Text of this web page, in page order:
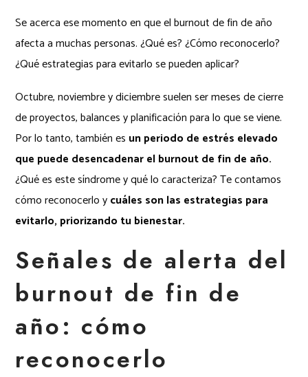
Se acerca ese momento en que el burnout de fin de año
afecta a muchas personas. ¿Qué es? ¿Cómo reconocerlo?
¿Qué estrategias para evitarlo se pueden aplicar?
Octubre, noviembre y diciembre suelen ser meses de cierre
de proyectos, balances y planificación para lo que se viene.
Por lo tanto, también es un periodo de estrés elevado
que puede desencadenar el burnout de fin de año.
¿Qué es este síndrome y qué lo caracteriza? Te contamos
cómo reconocerlo ycuáles son las estrategias para
evitarlo, priorizando tu bienestar.
Señales de alerta del
burnout de fin de
año: cómo
reconocerlo